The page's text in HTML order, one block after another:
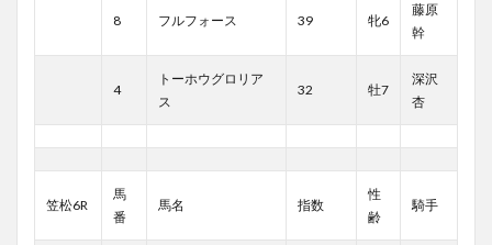
8 フルフォース 39 牝6
藤原
幹
4
トーホウグロリア
ス
32 牡7
深沢
杏
笠松6R
馬
番
馬名 指数
性
齢
騎手